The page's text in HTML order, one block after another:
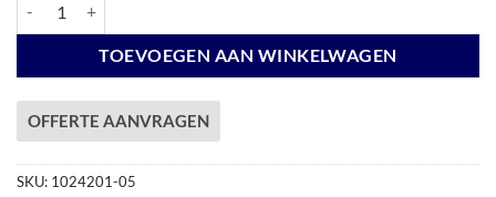
TOEVOEGEN AAN WINKELWAGEN
OFFERTE AANVRAGEN
SKU: 1024201-05